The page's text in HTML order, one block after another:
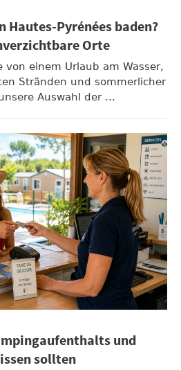
Hautes-Pyrénées baden?
Orte
von einem Urlaub am Wasser,
Stränden und sommerlicher
Auswahl der ...
und
sollten